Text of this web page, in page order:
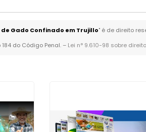
Gado Confinado em Trujillo" é de direito
do Código Penal. – Lei n° 9.610-98 sobre